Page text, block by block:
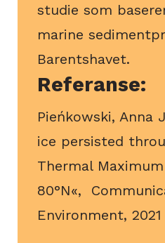
studie som
marine
Barentshavet.
Referanse:
Pieńkowski, Anna
ice persisted
Thermal
80°N«,
Environment, 2021